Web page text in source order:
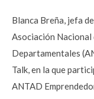
Blanca Breña, jefa
Asociación
Departamentales
Talk, en la que
ANTAD